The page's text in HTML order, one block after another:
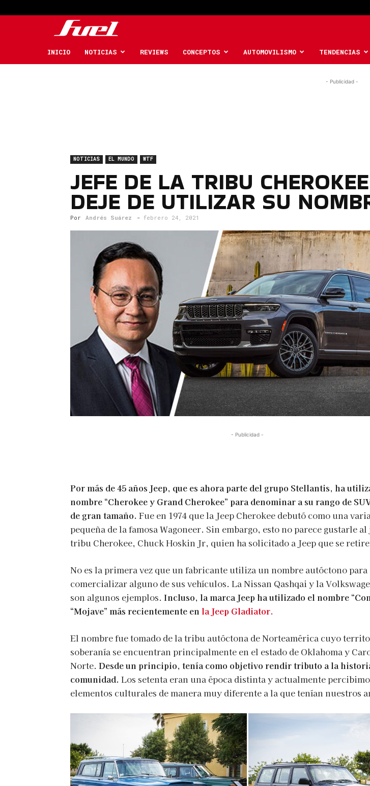
Car
INICIO NOTICIAS REVIEWS CONCEPTOS AUTOMOVILISMO TENDENCIAS
- Publicidad -
NOTICIAS EL MUNDO WTF
JEFE DE LA TRIBU
DEJE DE UTILIZAR SU
Por Andrés Suárez - febrero 24, 2021
- Publicidad -
Por más de 45 años Jeep, que es ahora parte del grupo Stellantis, ha
nombre “Cherokee y Grand Cherokee” para denominar a su rango de
de gran tamaño. Fue en 1974 que la Jeep Cherokee debutó como una
pequeña de la famosa Wagoneer. Sin embargo, esto no parece gustarle al
tribu Cherokee, Chuck Hoskin Jr, quien ha solicitado a Jeep que se
No es la primera vez que un fabricante utiliza un nombre autóctono para
comercializar alguno de sus vehículos. La Nissan Qashqai y la
son algunos ejemplos. Incluso, la marca Jeep ha utilizado el nombre
“Mojave” más recientemente en la Jeep Gladiator.
El nombre fue tomado de la tribu autóctona de Norteamérica cuyo
soberanía se encuentran principalmente en el estado de Oklahoma y
Norte. Desde un principio, tenía como objetivo rendir tributo a la
comunidad. Los setenta eran una época distinta y actualmente
elementos culturales de manera muy diferente a la que tenían nuestros